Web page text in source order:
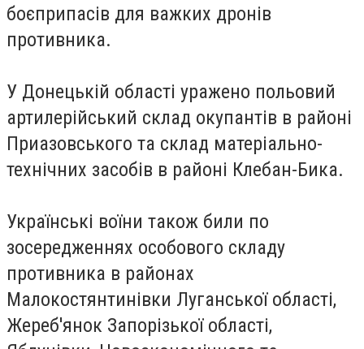
боєприпасів для важких дронів
противника.
У Донецькій області уражено польовий
артилерійський склад окупантів в районі
Приазовського та склад матеріально-
технічних засобів в районі Клебан-Бика.
Українські воїни також били по
зосередженнях особового складу
противника в районах
Малокостянтинівки Луганської області,
Жереб'янок Запорізької області,